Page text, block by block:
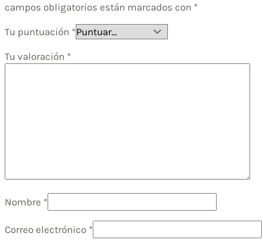
campos obligatorios están marcados con *
Tu puntuación *
Tu valoración *
Nombre *
Correo electrónico *